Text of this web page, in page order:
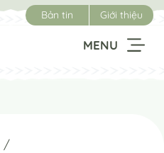
Bản tin Giới thiệu
MENU
/